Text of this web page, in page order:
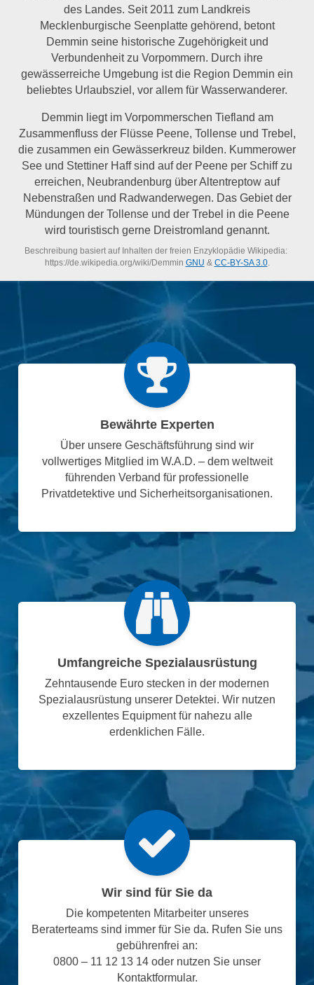
des Landes. Seit 2011 zum Landkreis
Mecklenburgische Seenplatte gehörend, betont
Demmin seine historische Zugehörigkeit und
Verbundenheit zu Vorpommern. Durch ihre
gewässerreiche Umgebung ist die Region Demmin ein
beliebtes Urlaubsziel, vor allem für Wasserwanderer.
Demmin liegt im Vorpommerschen Tiefland am
Zusammenfluss der Flüsse Peene, Tollense und Trebel,
die zusammen ein Gewässerkreuz bilden. Kummerower
See und Stettiner Haff sind auf der Peene per Schiff zu
erreichen, Neubrandenburg über Altentreptow auf
Nebenstraßen und Radwanderwegen. Das Gebiet der
Mündungen der Tollense und der Trebel in die Peene
wird touristisch gerne Dreistromland genannt.
Beschreibung basiert auf Inhalten der freien Enzyklopädie Wikipedia:
https://de.wikipedia.org/wiki/Demmin GNU & CC-BY-SA 3.0.
Bewährte Experten
Über unsere Geschäftsführung sind wir
vollwertiges Mitglied im W.A.D. – dem weltweit
führenden Verband für professionelle
Privatdetektive und Sicherheitsorganisationen.
Umfangreiche Spezialausrüstung
Zehntausende Euro stecken in der modernen
Spezialausrüstung unserer Detektei. Wir nutzen
exzellentes Equipment für nahezu alle
erdenklichen Fälle.
Wir sind für Sie da
Die kompetenten Mitarbeiter unseres
Beraterteams sind immer für Sie da. Rufen Sie uns
gebührenfrei an:
0800 – 11 12 13 14 oder nutzen Sie unser
Kontaktformular.